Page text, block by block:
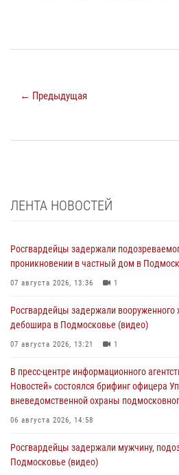
← Предыдущая
ЛЕНТА НОВОСТЕЙ
Росгвардейцы задержали
проникновении в частный дом в
07 августа 2026, 13:36 1
Росгвардейцы задержали
дебошира в Подмосковье (видео)
07 августа 2026, 13:21 1
В пресс-центре информационного
Новостей» состоялся брифинг офицера
вневедомственной охраны
06 августа 2026, 14:58
Росгвардейцы задержали мужчину,
Подмосковье (видео)